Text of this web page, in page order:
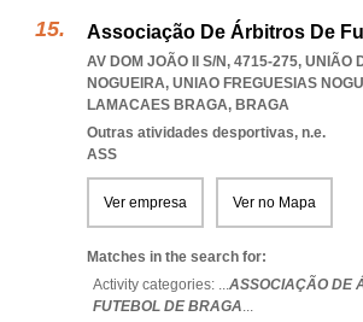
Associação De Árbitros De
AV DOM JOÃO II S/N, 4715-275, UNIÃO
NOGUEIRA, UNIAO FREGUESIAS
LAMACAES BRAGA, BRAGA
Outras atividades desportivas, n.e.
ASS
Ver empresa Ver no Mapa
Matches in the search for:
Activity categories: ...ASSOCIAÇÃO DE
FUTEBOL DE BRAGA...